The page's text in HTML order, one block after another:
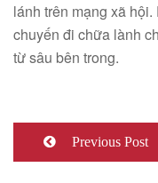
lánh trên mạng xã
chuyến đi chữa lành
từ sâu bên trong.
Previous Post